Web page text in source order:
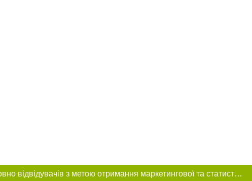
Цей сайт використовує «cookies». Також веб-сайт використовує інтернет-сервіс для збору технічних даних стосовно відвідувачів з метою отримання маркетингової та статистичної інформації. Умови обробки даних відвідувачів сайту див.